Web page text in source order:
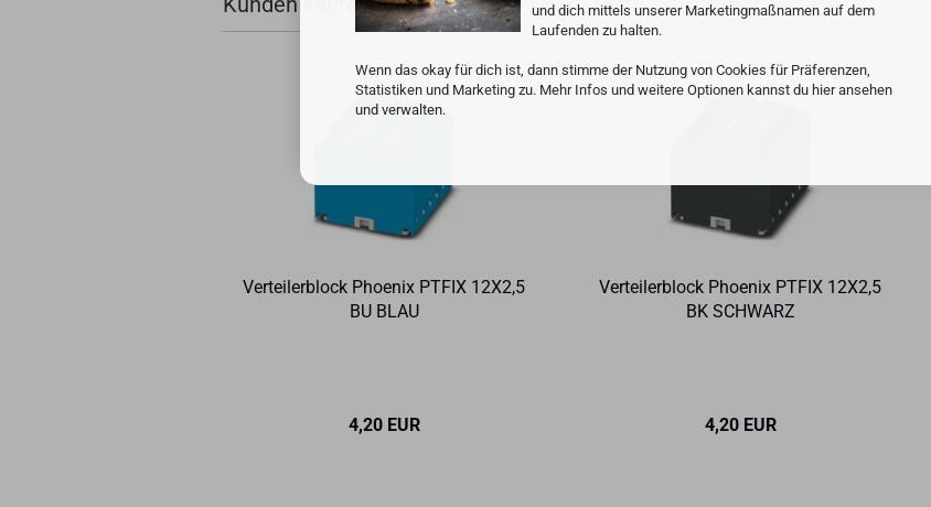
und dich mittels unserer Marketingmaßnamen auf dem
Laufenden zu halten.
Wenn das okay für dich ist, dann stimme der Nutzung von Cookies für Präferenzen,
Statistiken und Marketing zu. Mehr Infos und weitere Optionen kannst du hier ansehen
und verwalten.
Ver­tei­ler­block Phoe­nix PTFIX 12X2,5
BU BLAU
4,20 EUR
Ver­tei­ler­block Phoe­nix PTFIX 12X2,5
BK SCHWARZ
4,20 EUR